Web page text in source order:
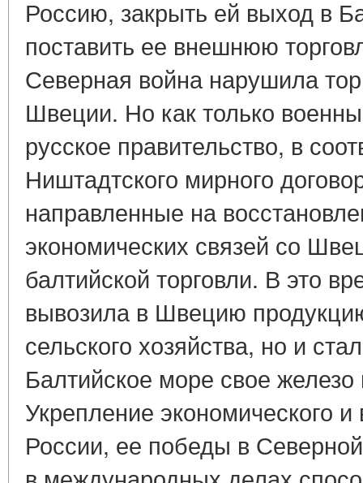
Россию, закрыть ей выход в
поставить ее внешнюю
Северная война нарушила
Швеции. Но как только
русское правительство, в
Ништадтского мирного
направленные на
экономических связей со
балтийской торговли. В это
вывозила в Швецию
сельского хозяйства, но и
Балтийское море свое
Укрепление экономического
России, ее победы в